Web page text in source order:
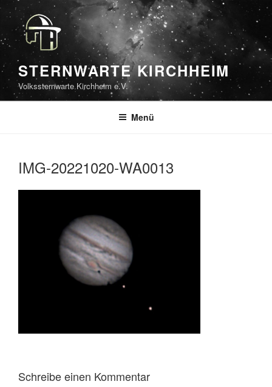
Zum
Inhalt
springen
STERNWARTE KIRCHHEIM
Volkssternwarte Kirchheim e.V.
Menü
IMG-20221020-WA0013
Schreibe einen Kommentar